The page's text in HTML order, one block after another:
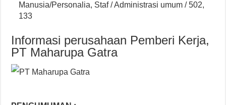
Manusia/Personalia, Staf / Administrasi umum / 502,
133
Informasi perusahaan Pemberi Kerja,
PT Maharupa Gatra